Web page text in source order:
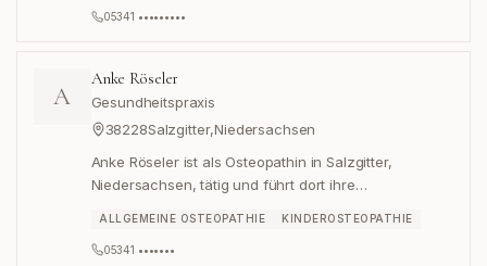
05341 •••••••••
A
Anke Röseler
Gesundheitspraxis
38228Salzgitter,Niedersachsen
Anke Röseler ist als Osteopathin in Salzgitter,
Niedersachsen, tätig und führt dort ihre
ALLGEMEINE OSTEOPATHIE KINDEROSTEOPATHIE
05341 •••••••